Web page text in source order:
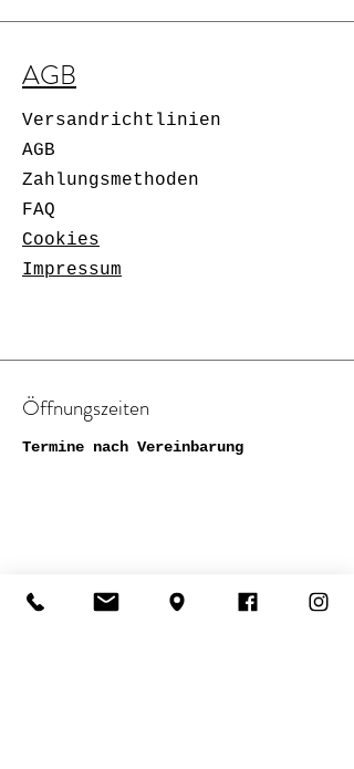
AGB
Versandrichtlinien
AGB
Zahlungsmethoden
FAQ
Cookies
Impressum
Öffnungszeiten
Termine nach Vereinbarung